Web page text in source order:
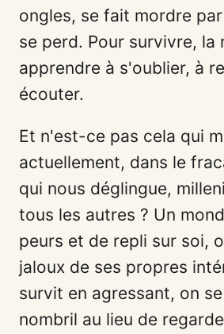
ongles, se fait mordre
se perd. Pour survivre, la
apprendre à s'oublier, à
écouter.
Et n'est-ce pas cela qui
actuellement, dans le
qui nous déglingue,
tous les autres ? Un
peurs et de repli sur soi,
jaloux de ses propres
survit en agressant, on
nombril au lieu de